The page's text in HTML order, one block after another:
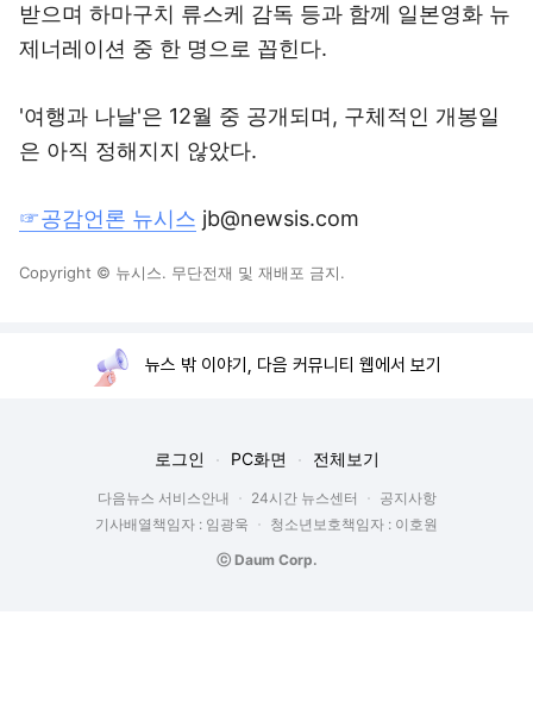
받으며 하마구치 류스케 감독 등과 함께 일본영화 뉴
제너레이션 중 한 명으로 꼽힌다.
'여행과 나날'은 12월 중 공개되며, 구체적인 개봉일
은 아직 정해지지 않았다.
☞공감언론 뉴시스 jb@newsis.com
Copyright © 뉴시스. 무단전재 및 재배포 금지.
뉴스 밖 이야기, 다음 커뮤니티 웹에서 보기
로그인 PC화면 전체보기
다음뉴스 서비스안내 24시간 뉴스센터
공지사항
기사배열책임자 : 임광욱
청소년보호책임자 : 이호원
ⓒ Daum Corp.